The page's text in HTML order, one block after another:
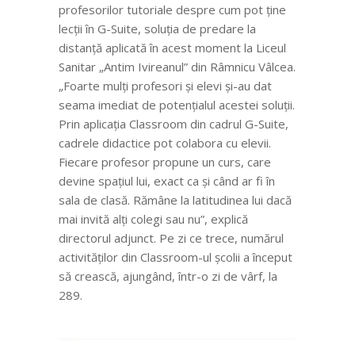
profesorilor tutoriale despre cum pot ține
lecții în G-Suite, soluția de predare la
distanță aplicată în acest moment la Liceul
Sanitar „Antim Ivireanul” din Râmnicu Vâlcea.
„Foarte mulți profesori și elevi și-au dat
seama imediat de potențialul acestei soluții.
Prin aplicația Classroom din cadrul G-Suite,
cadrele didactice pot colabora cu elevii.
Fiecare profesor propune un curs, care
devine spațiul lui, exact ca și când ar fi în
sala de clasă. Rămâne la latitudinea lui dacă
mai invită alți colegi sau nu”, explică
directorul adjunct. Pe zi ce trece, numărul
activităților din Classroom-ul școlii a început
să crească, ajungând, într-o zi de vârf, la
289.